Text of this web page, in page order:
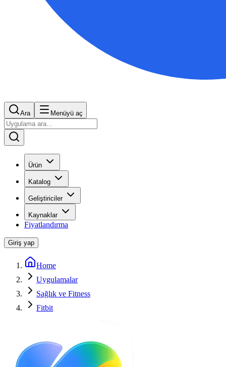
Ara Menüyü aç
Ürün
Katalog
Geliştiriciler
Kaynaklar
Fiyatlandırma
Giriş yap
Home
Uygulamalar
Sağlık ve Fitness
Fitbit